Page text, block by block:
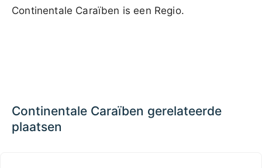
Continentale Caraïben is een Regio.
1000 km / 621.4 mi
Continentale Caraïben gerelateerde
plaatsen